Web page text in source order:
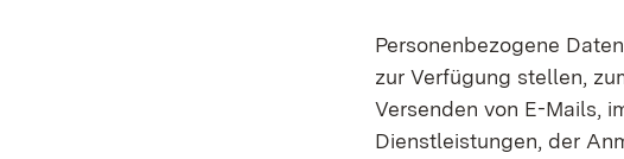
Personenbezogene
zur Verfügung stellen,
Versenden von E-Mails,
Dienstleistungen, der